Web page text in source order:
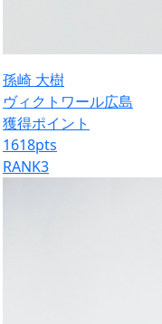
孫崎 大樹
ヴィクトワール広島
獲得ポイント
1618pts
RANK3